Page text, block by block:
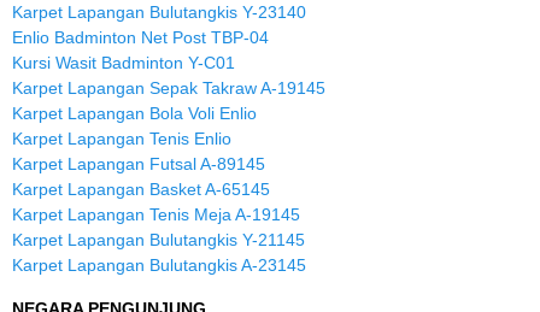
Karpet Lapangan Bulutangkis Y-23140
Enlio Badminton Net Post TBP-04
Kursi Wasit Badminton Y-C01
Karpet Lapangan Sepak Takraw A-19145
Karpet Lapangan Bola Voli Enlio
Karpet Lapangan Tenis Enlio
Karpet Lapangan Futsal A-89145
Karpet Lapangan Basket A-65145
Karpet Lapangan Tenis Meja A-19145
Karpet Lapangan Bulutangkis Y-21145
Karpet Lapangan Bulutangkis A-23145
NEGARA PENGUNJUNG